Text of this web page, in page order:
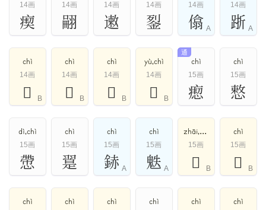
14画
瘈
14画
翤
14画
遫
14画
銐
14画
㒆 A
14画
䟷 A
chì
14画
𠻟 B
chì
14画
𤡏 B
chì
14画
𦎚 B
yù,chì
14画
𩈕 B
chì
15画
通
瘛
chì
15画
慗
dì,chì
15画
慸
chì
15画
翨
chì
15画
䤲 A
chì
15画
䰡 A
zhāi,zhì,chì
15画
𢴨 B
chì
15画
𣙰 B
chì chì chì chì chì chì